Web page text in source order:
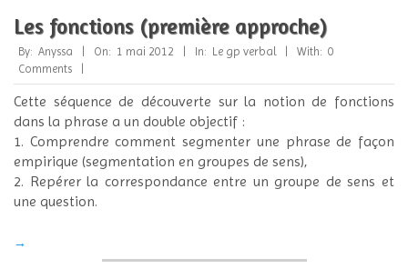
Les fonctions (première approche)
2012-
05-
01
By: Anyssa On: 1 mai 2012 In: Le gp verbal With: 0
Comments
Cette séquence de découverte sur la notion de fonctions
dans la phrase a un double objectif :
1. Comprendre comment segmenter une phrase de façon
empirique (segmentation en groupes de sens),
2. Repérer la correspondance entre un groupe de sens et
une question.
→